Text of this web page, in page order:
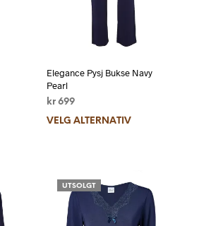
Elegance Pysj Bukse Navy
Pearl
kr699
VELG ALTERNATIV
UTSOLGT